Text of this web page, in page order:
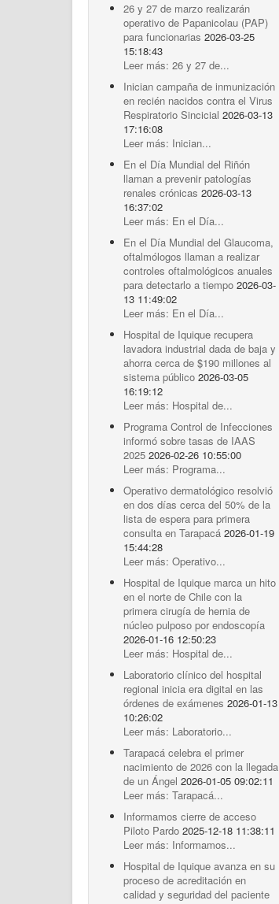
26 y 27 de marzo realizarán
operativo de Papanicolau (PAP)
para funcionarias 2026-03-25
15:18:43
Leer más: 26 y 27 de...
Inician campaña de inmunización
en recién nacidos contra el Virus
Respiratorio Sincicial 2026-03-13
17:16:08
Leer más: Inician...
En el Día Mundial del Riñón
llaman a prevenir patologías
renales crónicas 2026-03-13
16:37:02
Leer más: En el Día...
En el Día Mundial del Glaucoma,
oftalmólogos llaman a realizar
controles oftalmológicos anuales
para detectarlo a tiempo 2026-03-
13 11:49:02
Leer más: En el Día...
Hospital de Iquique recupera
lavadora industrial dada de baja y
ahorra cerca de $190 millones al
sistema público 2026-03-05
16:19:12
Leer más: Hospital de...
Programa Control de Infecciones
informó sobre tasas de IAAS
2025 2026-02-26 10:55:00
Leer más: Programa...
Operativo dermatológico resolvió
en dos días cerca del 50% de la
lista de espera para primera
consulta en Tarapacá 2026-01-19
15:44:28
Leer más: Operativo...
Hospital de Iquique marca un hito
en el norte de Chile con la
primera cirugía de hernia de
núcleo pulposo por endoscopía
2026-01-16 12:50:23
Leer más: Hospital de...
Laboratorio clínico del hospital
regional inicia era digital en las
órdenes de exámenes 2026-01-13
10:26:02
Leer más: Laboratorio...
Tarapacá celebra el primer
nacimiento de 2026 con la llegada
de un Ángel 2026-01-05 09:02:11
Leer más: Tarapacá...
Informamos cierre de acceso
Piloto Pardo 2025-12-18 11:38:11
Leer más: Informamos...
Hospital de Iquique avanza en su
proceso de acreditación en
calidad y seguridad del paciente